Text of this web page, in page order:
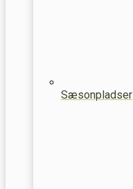
Sæsonpladser